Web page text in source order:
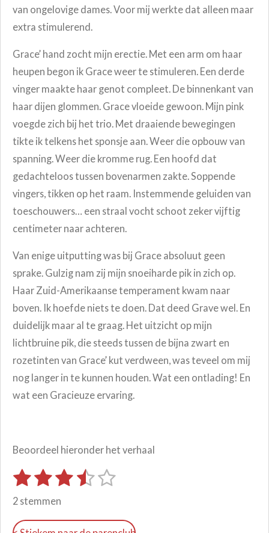
van ongelovige dames. Voor mij werkte dat alleen maar
extra stimulerend.
Grace’ hand zocht mijn erectie. Met een arm om haar
heupen begon ik Grace weer te stimuleren. Een derde
vinger maakte haar genot compleet. De binnenkant van
haar dijen glommen. Grace vloeide gewoon. Mijn pink
voegde zich bij het trio. Met draaiende bewegingen
tikte ik telkens het sponsje aan. Weer die opbouw van
spanning. Weer die kromme rug. Een hoofd dat
gedachteloos tussen bovenarmen zakte. Soppende
vingers, tikken op het raam. Instemmende geluiden van
toeschouwers… een straal vocht schoot zeker vijftig
centimeter naar achteren.
Van enige uitputting was bij Grace absoluut geen
sprake. Gulzig nam zij mijn snoeiharde pik in zich op.
Haar Zuid-Amerikaanse temperament kwam naar
boven. Ik hoefde niets te doen. Dat deed Grave wel. En
duidelijk maar al te graag. Het uitzicht op mijn
lichtbruine pik, die steeds tussen de bijna zwart en
rozetinten van Grace’ kut verdween, was teveel om mij
nog langer in te kunnen houden. Wat een ontlading! En
wat een Gracieuze ervaring.
Beoordeel hieronder het verhaal
R
i
1
s
t
2
s
t
3
s
t
4
t
5
t
S
m
e
2 stemmen